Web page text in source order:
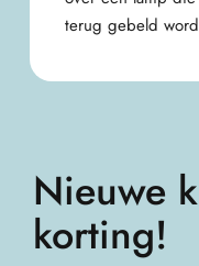
bovenstaande
Nieuwe
korting!